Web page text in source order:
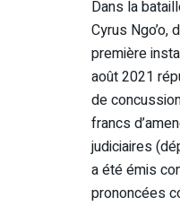
Dans la
Cyrus Ngo’o,
première
août 2021
de
francs
judiciaires
a été émis
prononcées